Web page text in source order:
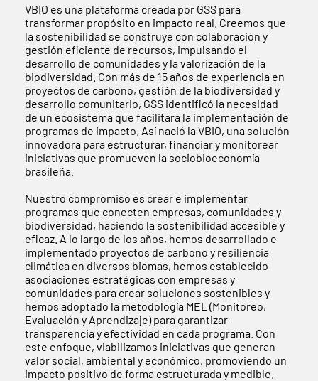
VBIO es una plataforma creada por GSS para
transformar propósito en impacto real. Creemos que
la sostenibilidad se construye con colaboración y
gestión eficiente de recursos, impulsando el
desarrollo de comunidades y la valorización de la
biodiversidad. Con más de 15 años de experiencia en
proyectos de carbono, gestión de la biodiversidad y
desarrollo comunitario, GSS identificó la necesidad
de un ecosistema que facilitara la implementación de
programas de impacto. Así nació la VBIO, una solución
innovadora para estructurar, financiar y monitorear
iniciativas que promueven la sociobioeconomía
brasileña.
Nuestro compromiso es crear e implementar
programas que conecten empresas, comunidades y
biodiversidad, haciendo la sostenibilidad accesible y
eficaz. A lo largo de los años, hemos desarrollado e
implementado proyectos de carbono y resiliencia
climática en diversos biomas, hemos establecido
asociaciones estratégicas con empresas y
comunidades para crear soluciones sostenibles y
hemos adoptado la metodología MEL (Monitoreo,
Evaluación y Aprendizaje) para garantizar
transparencia y efectividad en cada programa. Con
este enfoque, viabilizamos iniciativas que generan
valor social, ambiental y económico, promoviendo un
impacto positivo de forma estructurada y medible.